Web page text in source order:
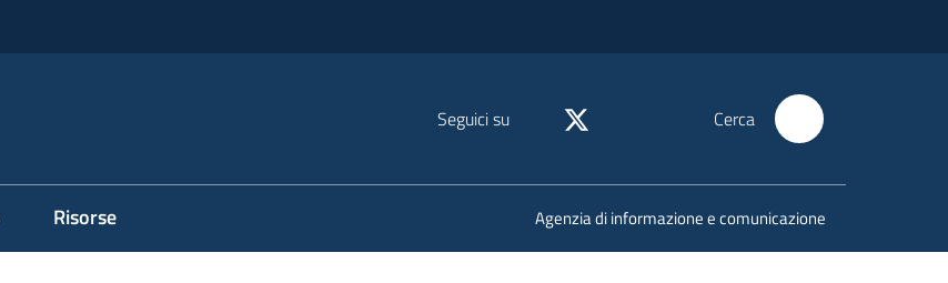
Seguici su Cerca
Risorse Agenzia di informazione e comunicazione